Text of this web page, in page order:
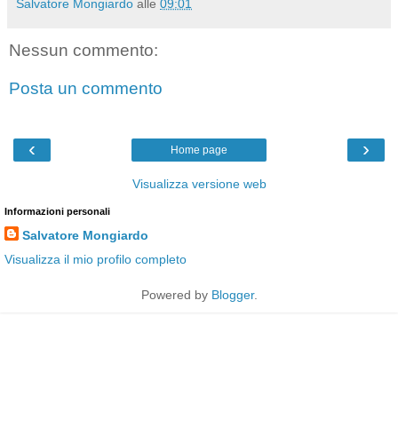
Salvatore Mongiardo alle 09:01
Nessun commento:
Posta un commento
‹ ›
Home page
Visualizza versione web
Informazioni personali
Salvatore Mongiardo
Visualizza il mio profilo completo
Powered by Blogger.